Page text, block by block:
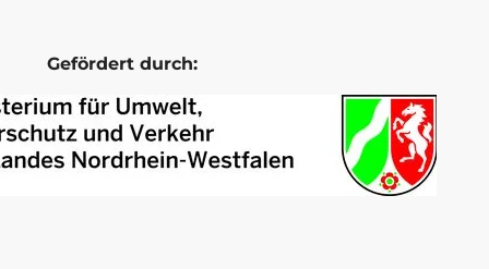
Gefördert durch: